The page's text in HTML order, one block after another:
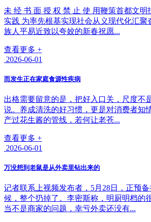
未 经 书 面 授 权 禁 止 使 用鞭策首都文
实践 为率先根基实现社会从义现代化汇聚
族人平易近致以夸姣的新春祝愿...
查看更多 +
2026-06-01
而发生正在家庭食源性疾病
出格需要留意的是，把好入口关，尺度不
说。养成清洗的好习惯，更是对消费者知
产过花生酱的管线，若何让老苍...
查看更多 +
2026-06-01
万没想到老鼠是从外卖里钻出来的
记者联系上视频发布者，5月28日，正预
候，整个扔掉了。李密斯称，明厨明档的
当不是商家的问题，幸亏外卖还没有...